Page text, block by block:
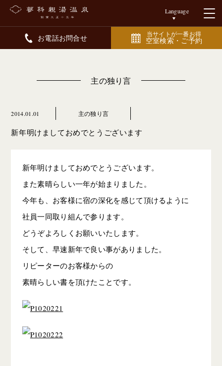
Language
お電話お問合せ 当サイトが一番お得
空室検索・ご予約
主の独り言
2014.01.01 主の独り言
新年明けましておめでとうございます
新年明けましておめでとうございます。
また素晴らしい一年が始まりました。
今年も、お客様に宿の深化を感じて頂けるように
社員一同取り組んで参ります。
どうぞよろしくお願いいたします。
そして、早速新年で良い事がありました。
リピーターのお客様からの
素晴らしい書を頂けたことです。